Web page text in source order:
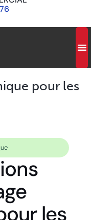
pour les
les